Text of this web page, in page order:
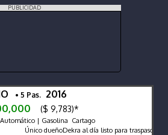
PUBLICIDAD
• 5 Pas. 2016
($ 9,783)*
| Gasolina Cartago
Único dueñoDekra al día listo para traspaso